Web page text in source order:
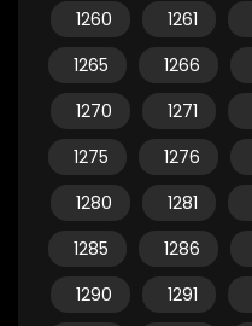
1260
1261
1265
1266
1270
1271
1275
1276
1280
1281
1285
1286
1290
1291